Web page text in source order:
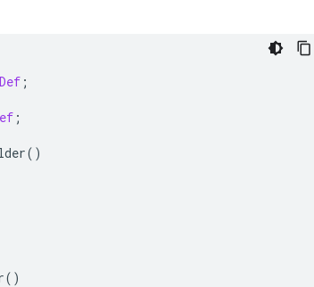
;
;
()
()